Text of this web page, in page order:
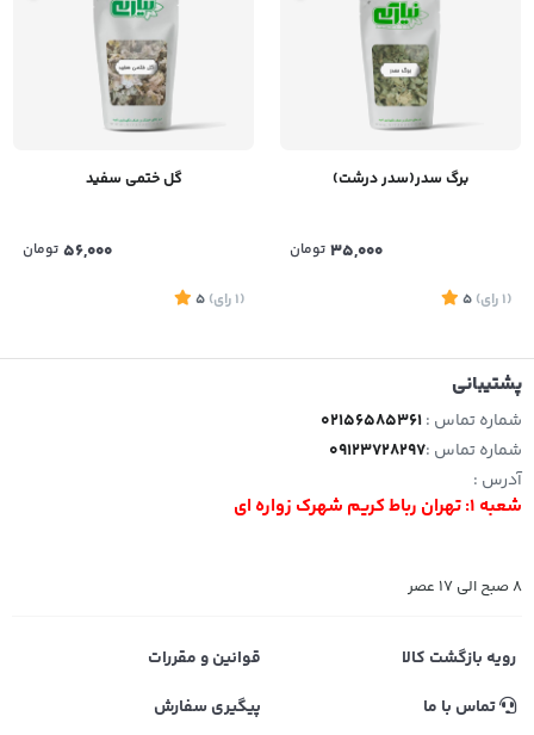
برگ سدر(سدر درشت)
35,000 تومان
(1 رای)
5
گل ختمی سفید
56,000 تومان
(1 رای)
5
پشتیبانی
شماره تماس :02156585361
شماره تماس :09123728297
آدرس :
شعبه 1: تهران رباط کریم شهرک زواره ای
8 صبح الی 17 عصر
رویه بازگشت کالا
قوانین و مقررات
تماس با ما
پیگیری سفارش